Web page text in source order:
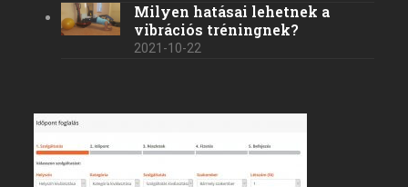
Milyen hatásai lehetnek a
vibrációs tréningnek?
2021-10-22